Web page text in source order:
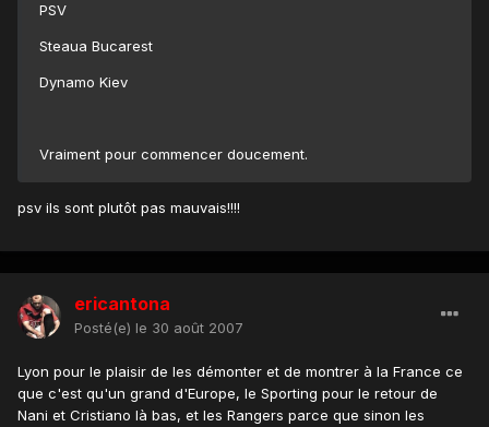
PSV
Steaua Bucarest
Dynamo Kiev
Vraiment pour commencer doucement.
psv ils sont plutôt pas mauvais!!!!
ericantona
Posté(e) le 30 août 2007
Lyon pour le plaisir de les démonter et de montrer à la France ce
que c'est qu'un grand d'Europe, le Sporting pour le retour de
Nani et Cristiano là bas, et les Rangers parce que sinon les